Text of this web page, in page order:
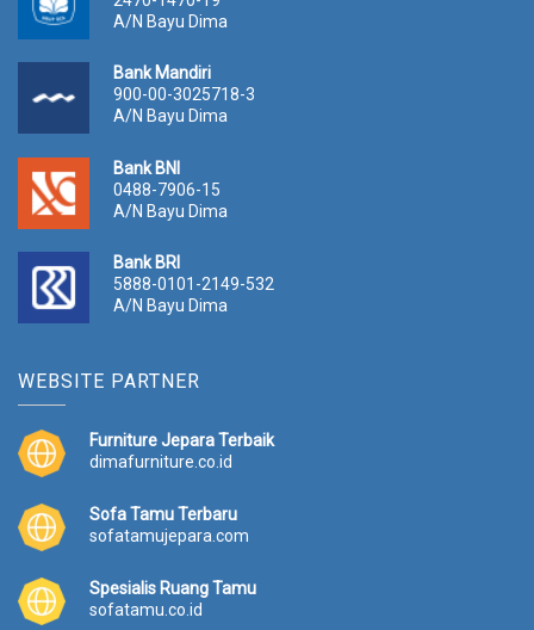
A/N Bayu Dima
Bank Mandiri
900-00-3025718-3
A/N Bayu Dima
Bank BNI
0488-7906-15
A/N Bayu Dima
Bank BRI
5888-0101-2149-532
A/N Bayu Dima
WEBSITE PARTNER
Furniture Jepara Terbaik
dimafurniture.co.id
Sofa Tamu Terbaru
sofatamujepara.com
Spesialis Ruang Tamu
sofatamu.co.id